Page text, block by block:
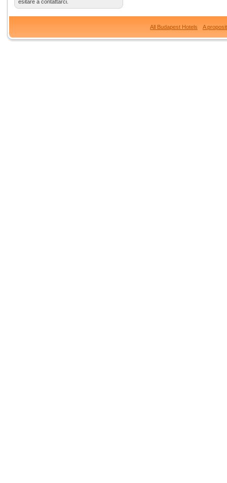
esitare a contattarci.
All Budapest Hotels A